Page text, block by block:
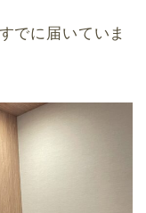
でに届いていま